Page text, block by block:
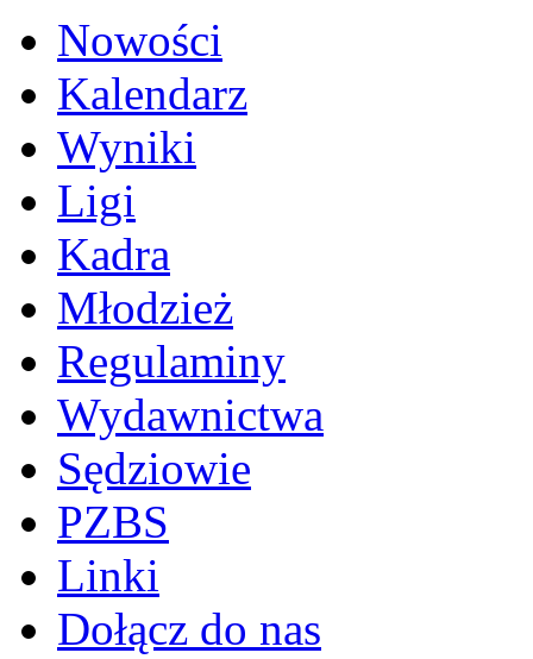
Nowości
Kalendarz
Wyniki
Ligi
Kadra
Młodzież
Regulaminy
Wydawnictwa
Sędziowie
PZBS
Linki
Dołącz do nas